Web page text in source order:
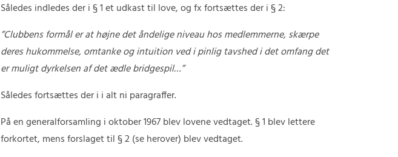
Således indledes der i § 1 et udkast til love, og fx fortsættes der i § 2:
”Clubbens formål er at højne det åndelige niveau hos medlemmerne, skærpe
deres hukommelse, omtanke og intuition ved i pinlig tavshed i det omfang det
er muligt dyrkelsen af det ædle bridgespil…”
Således fortsættes der i i alt ni paragraffer.
På en generalforsamling i oktober 1967 blev lovene vedtaget. § 1 blev lettere
forkortet, mens forslaget til § 2 (se herover) blev vedtaget.